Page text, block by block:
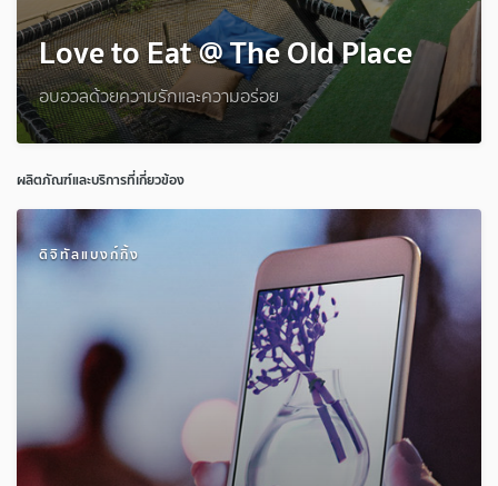
Love to Eat @ The Old Place
อบอวลด้วยความรักและความอร่อย
ผลิตภัณฑ์และบริการที่เกี่ยวข้อง
ดิจิทัลแบงก์กิ้ง